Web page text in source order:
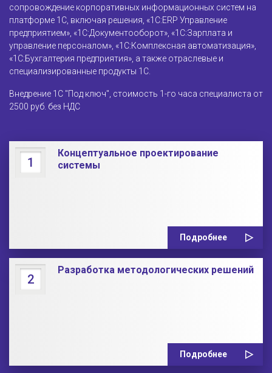
сопровождение корпоративных информационных систем на
платформе 1С, включая решения, «1С:ERP Управление
предприятием», «1С:Документооборот», «1С:Зарплата и
управление персоналом», «1С:Комплексная автоматизация»,
«1С:Бухгалтерия предприятия», а также отраслевые и
специализированные продукты 1С.
Внедрение 1С "Под ключ", стоимость 1-го часа специалиста от
2500 руб. без НДС
1
Концептуальное проектирование
системы
Подробнее
2
Разработка методологических решений
Подробнее